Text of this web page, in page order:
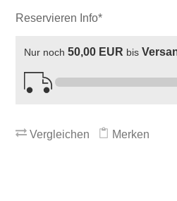
Reservieren Info*
Nur noch 50,00 EUR bis
Vergleichen Merken